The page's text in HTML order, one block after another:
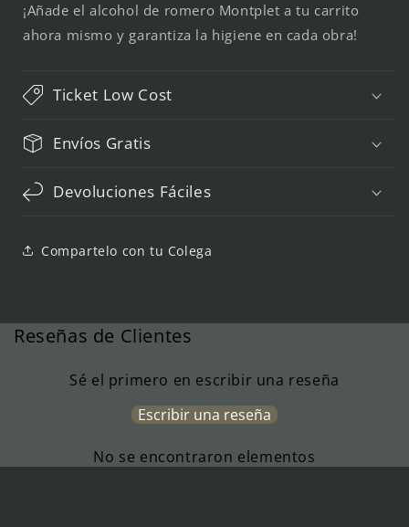
¡Añade el alcohol de romero Montplet a tu carrito
ahora mismo y garantiza la higiene en cada obra!
Ticket Low Cost
Envíos Gratis
Devoluciones Fáciles
Compartelo con tu Colega
Reseñas de Clientes
Sé el primero en escribir una reseña
Escribir una reseña
No se encontraron elementos